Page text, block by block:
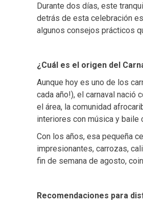
Durante dos días, este
detrás de esta celebración
algunos consejos prácticos
¿Cuál es el origen del
Aunque hoy es uno de los
cada año!), el carnaval nació
el área, la comunidad
interiores con música y baile
Con los años, esa pequeña
impresionantes, carrozas,
fin de semana de agosto,
Recomendaciones para